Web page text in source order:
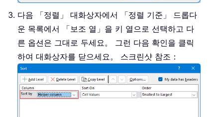
다음 「정렬」 대화상자에서 「정렬 기준」 드롭다
운 목록에서 「보조 열」을 키 열으로 선택하고 다
른 옵션은 그대로 두세요。 그런 다음 확인을 클릭
하여 대화상자를 닫으세요。 스크린샷 참조：